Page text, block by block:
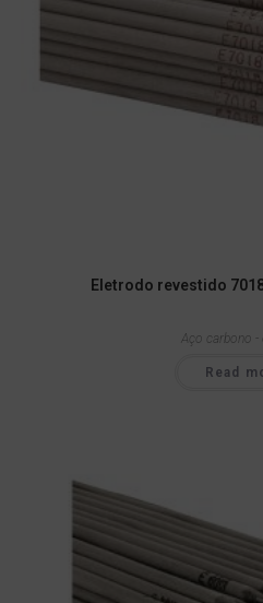
Eletrodo revestido
Aço carbono -
Read